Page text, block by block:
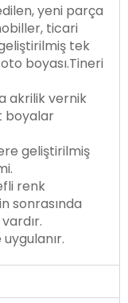
yeni parça
ticari
tek
boyası.Tineri
akrilik vernik
boyalar
geliştirilmiş
renk
sonrasında